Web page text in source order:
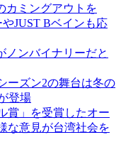
カミングアウトを
JUST Bベインも応
ノンバイナリーだと
ーズン2の舞台は冬の
登場
賞」を受賞したオー
な意見が台湾社会を